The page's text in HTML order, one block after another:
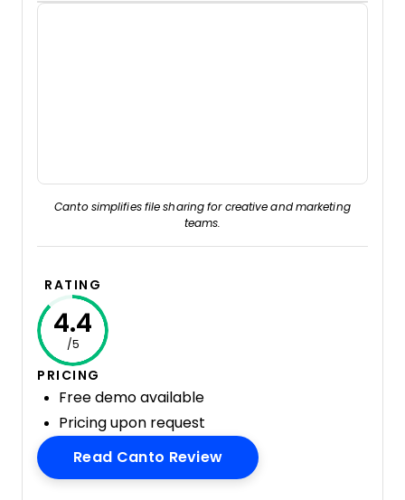
Canto simplifies file sharing for creative and marketing
teams.
RATING
4.4
/5
PRICING
Free demo available
Pricing upon request
Read Canto ReviewOpens New Window